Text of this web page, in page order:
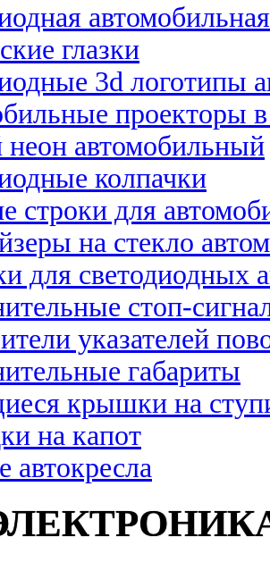
глазки
3d логотипы
проекторы
неон автомобильный
колпачки
строки для
на стекло
для светодиодных
стоп-
указателей
габариты
крышки на
на капот
автокресла